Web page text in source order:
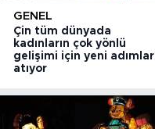
GENEL
Çin tüm dünyada
kadınların çok yönlü
gelişimi için yeni adımlar
atıyor